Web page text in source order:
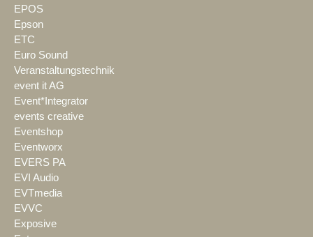
EPOS
Epson
ETC
Euro Sound
Veranstaltungstechnik
event it AG
Event*Integrator
events creative
Eventshop
Eventworx
EVERS PA
EVI Audio
EVTmedia
EVVC
Exposive